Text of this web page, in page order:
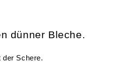
dünner Bleche.
der Schere.